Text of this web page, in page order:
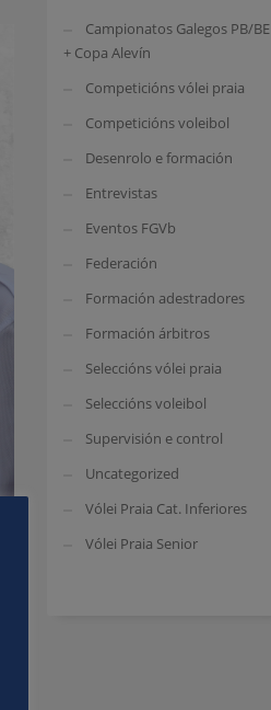
Campionatos Galegos PB/BE
+ Copa Alevín
Competicións vólei praia
Competicións voleibol
Desenrolo e formación
Entrevistas
Eventos FGVb
Federación
Formación adestradores
Formación árbitros
Seleccións vólei praia
Seleccións voleibol
Supervisión e control
Uncategorized
Vólei Praia Cat. Inferiores
Vólei Praia Senior